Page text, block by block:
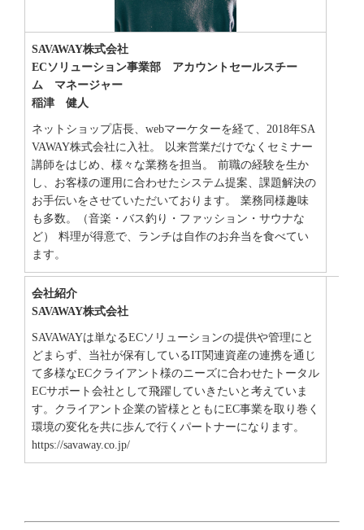
SAVAWAY株式会社
ECソリューション事業部 アカウントセールスチー
ム マネージャー
稲津 健人
ネットショップ店長、webマーケターを経て、2018年SA
VAWAY株式会社に入社。 以来営業だけでなくセミナー
講師をはじめ、様々な業務を担当。 前職の経験を生か
し、お客様の運用に合わせたシステム提案、課題解決の
お手伝いをさせていただいております。 業務同様趣味
も多数。（音楽・バス釣り・ファッション・サウナな
ど） 料理が得意で、ランチは自作のお弁当を食べてい
ます。
会社紹介
SAVAWAY株式会社
SAVAWAYは単なるECソリューションの提供や管理にと
どまらず、当社が保有しているIT関連資産の連携を通じ
て多様なECクライアント様のニーズに合わせたトータル
ECサポート会社として飛躍していきたいと考えていま
す。クライアント企業の皆様とともにEC事業を取り巻く
環境の変化を共に歩んで行くパートナーになります。
https://savaway.co.jp/